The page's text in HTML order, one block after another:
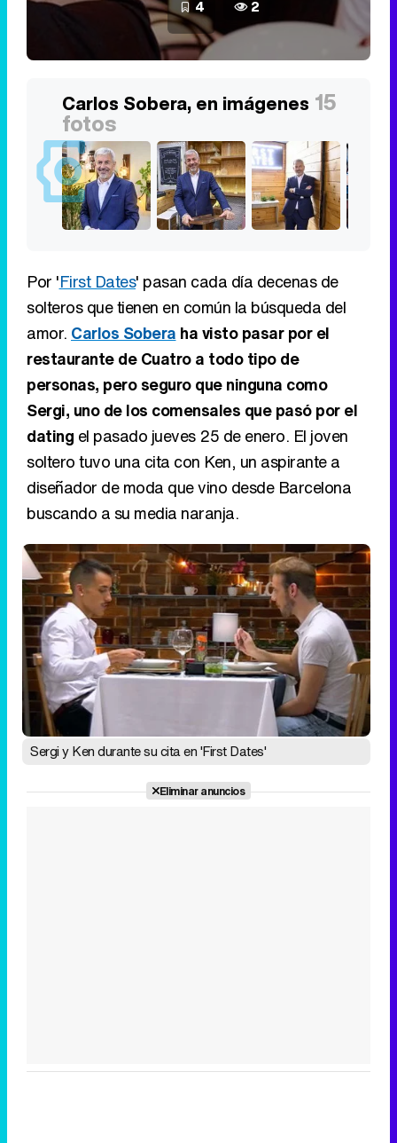
4 2
Carlos Sobera, en imágenes 15
fotos
Por 'First Dates' pasan cada día decenas de
solteros que tienen en común la búsqueda del
amor. Carlos Sobera ha visto pasar por el
restaurante de Cuatro a todo tipo de
personas, pero seguro que ninguna como
Sergi, uno de los comensales que pasó por el
dating el pasado jueves 25 de enero. El joven
soltero tuvo una cita con Ken, un aspirante a
diseñador de moda que vino desde Barcelona
buscando a su media naranja.
Sergi y Ken durante su cita en 'First Dates'
Eliminar anuncios